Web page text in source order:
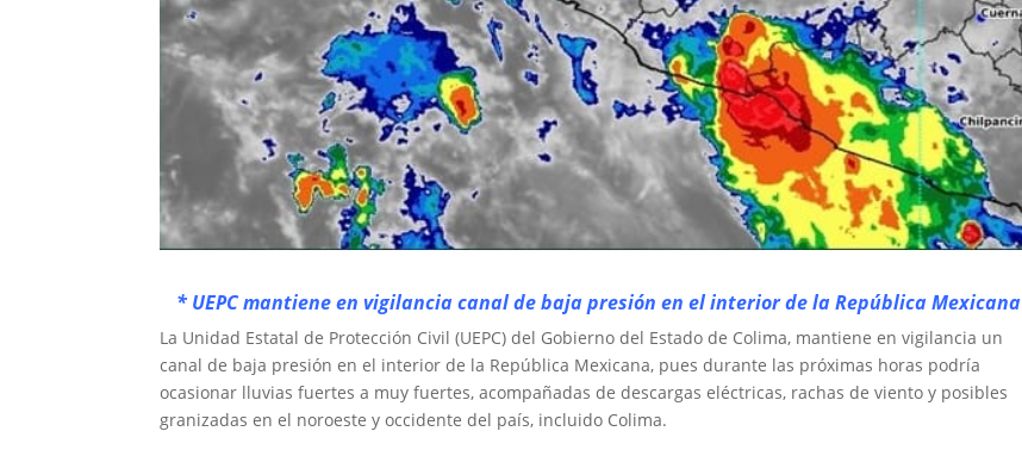
* UEPC mantiene en vigilancia canal de baja presión en el interior de la República Mexicana
La Unidad Estatal de Protección Civil (UEPC) del Gobierno del Estado de Colima, mantiene en vigilancia un
canal de baja presión en el interior de la República Mexicana, pues durante las próximas horas podría
ocasionar lluvias fuertes a muy fuertes, acompañadas de descargas eléctricas, rachas de viento y posibles
granizadas en el noroeste y occidente del país, incluido Colima.